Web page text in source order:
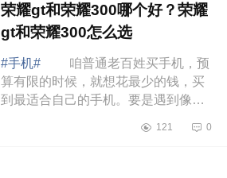
荣耀gt和荣耀300哪个好？荣耀
gt和荣耀300怎么选
#手机#
咱普通老百姓买手机，预
算有限的时候，就想花最少的钱，买
到最适合自己的手机。要是遇到像荣
机，那可真是让人纠结得很，下面小
121 0